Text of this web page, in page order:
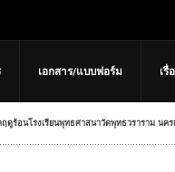
เอกสาร/แบบฟอร์ม เรื่
ดูร้อนโรงเรียนพุทธศาสนาวัดพุทธวราราม นค